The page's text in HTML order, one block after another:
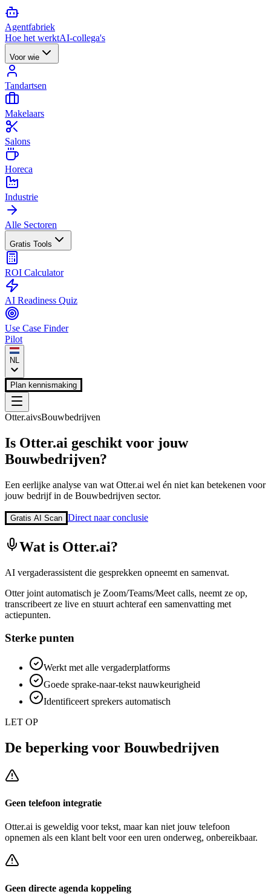
Agentfabriek
Hoe het werktAI-collega's
Voor wie
Tandartsen
Makelaars
Salons
Horeca
Industrie
Alle Sectoren
Gratis Tools
ROI Calculator
AI Readiness Quiz
Use Case Finder
Pilot
NL
Plan kennismaking
Otter.aivsBouwbedrijven
Is Otter.ai geschikt voor jouw
Bouwbedrijven?
Een eerlijke analyse van wat Otter.ai wel én niet kan betekenen voor
jouw bedrijf in de Bouwbedrijven sector.
Gratis AI Scan Direct naar conclusie
Wat is Otter.ai?
AI vergaderassistent die gesprekken opneemt en samenvat.
Otter joint automatisch je Zoom/Teams/Meet calls, neemt ze op,
transcribeert ze live en stuurt achteraf een samenvatting met
actiepunten.
Sterke punten
Werkt met alle vergaderplatforms
Goede sprake-naar-tekst nauwkeurigheid
Identificeert sprekers automatisch
LET OP
De beperking voor Bouwbedrijven
Geen telefoon integratie
Otter.ai is geweldig voor tekst, maar kan niet jouw telefoon
opnemen als een klant belt voor een uren onderweg, onbereikbaar.
Geen directe agenda koppeling